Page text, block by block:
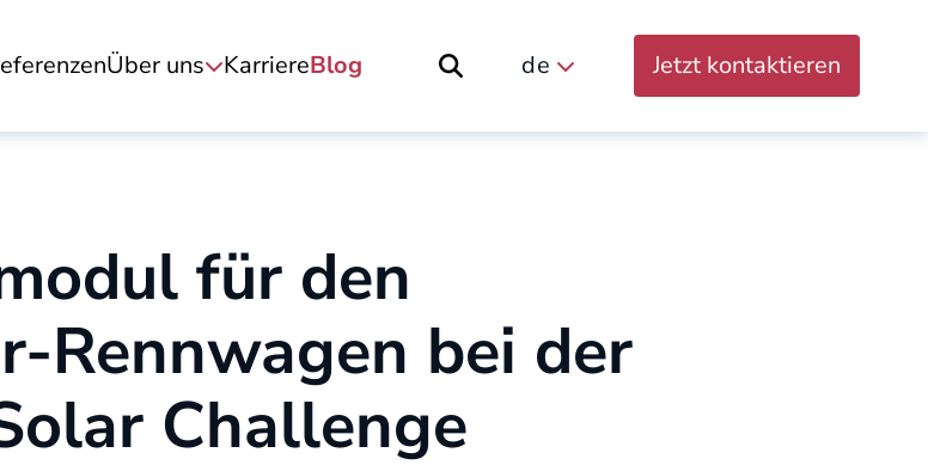
Über uns KarriereBlog
de Jetzt kontaktieren
für den
Rennwagen bei der
Challenge